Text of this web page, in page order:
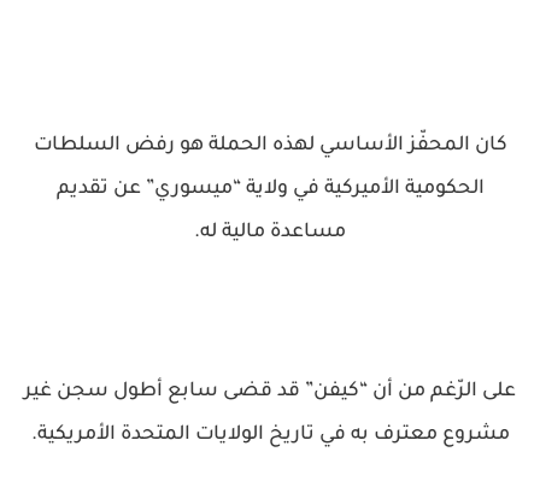
كان المحفّز الأساسي لهذه الحملة هو رفض السلطات
الحكومية الأميركية في ولاية “ميسوري” عن تقديم
مساعدة مالية له.
على الرّغم من أن “كيفن” قد قضى سابع أطول سجن غير
مشروع معترف به في تاريخ الولايات المتحدة الأمريكية.